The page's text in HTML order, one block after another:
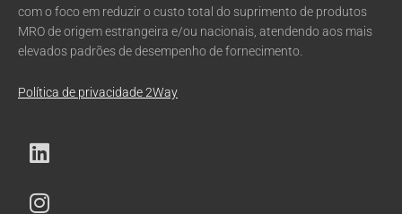
com o foco em reduzir o custo total do suprimento de produtos
MRO de origem estrangeira e/ou nacionais, atendendo aos mais
elevados padrões de desempenho de fornecimento.
Política de privacidade 2Way